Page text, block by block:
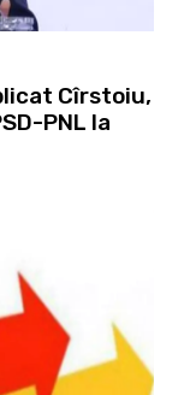
Cîrstoiu,
PNL la